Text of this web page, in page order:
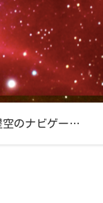
星空／星空のナビゲーター『北極星』